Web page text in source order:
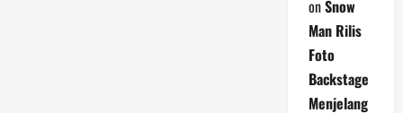
onSnow
Man Rilis
Foto
Backstage
Menjelang